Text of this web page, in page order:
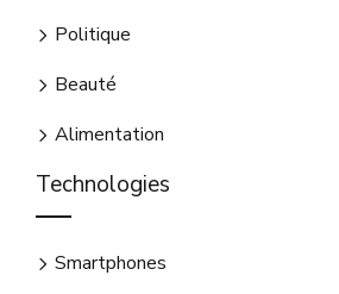
Politique
Beauté
Alimentation
Technologies
Smartphones